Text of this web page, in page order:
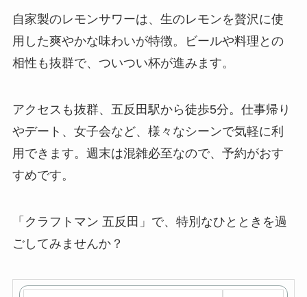
自家製のレモンサワーは、生のレモンを贅沢に使
用した爽やかな味わいが特徴。ビールや料理との
相性も抜群で、ついつい杯が進みます。
アクセスも抜群、五反田駅から徒歩5分。仕事帰り
やデート、女子会など、様々なシーンで気軽に利
用できます。週末は混雑必至なので、予約がおす
すめです。
「クラフトマン 五反田」で、特別なひとときを過
ごしてみませんか？